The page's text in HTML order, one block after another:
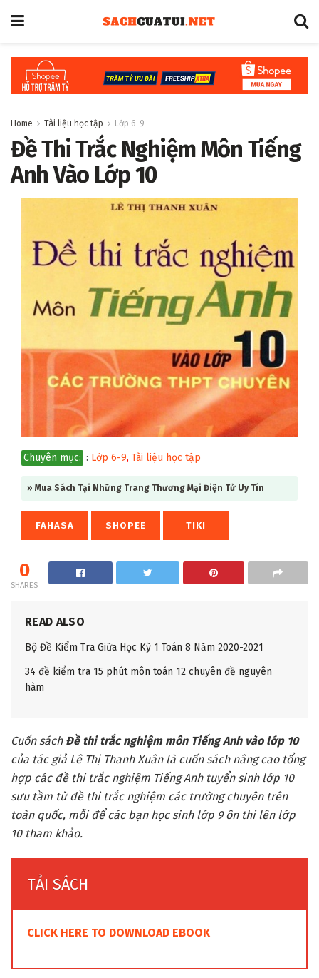
Home Tài liệu học tập Lớp 6-9
Đề Thi Trắc Nghiệm Môn Tiếng
Anh Vào Lớp 10
Chuyên mục: : Lớp 6-9, Tài liệu học tập
» Mua Sách Tại Những Trang Thương Mại Điện Tử Uy Tín
FAHASA SHOPEE TIKI
0
SHARES
READ ALSO
Bộ Đề Kiểm Tra Giữa Học Kỳ 1 Toán 8 Năm 2020-2021
34 đề kiểm tra 15 phút môn toán 12 chuyên đề nguyên
hàm
Cuốn sách Đề thi trắc nghiệm môn Tiếng Anh vào lớp 10
của tác giả Lê Thị Thanh Xuân là cuốn sách nâng cao tổng
hợp các đề thi trắc nghiệm Tiếng Anh tuyển sinh lớp 10
sưu tầm từ đề thi trắc nghiệm các trường chuyên trên
toàn quốc, mỗi để các bạn học sinh lớp 9 ôn thi lên lớp
10 tham khảo.
TẢI SÁCH
CLICK HERE TO DOWNLOAD EBOOK